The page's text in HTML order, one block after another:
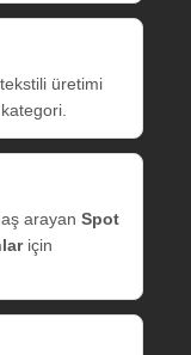
üretimi
arayan Spot
için